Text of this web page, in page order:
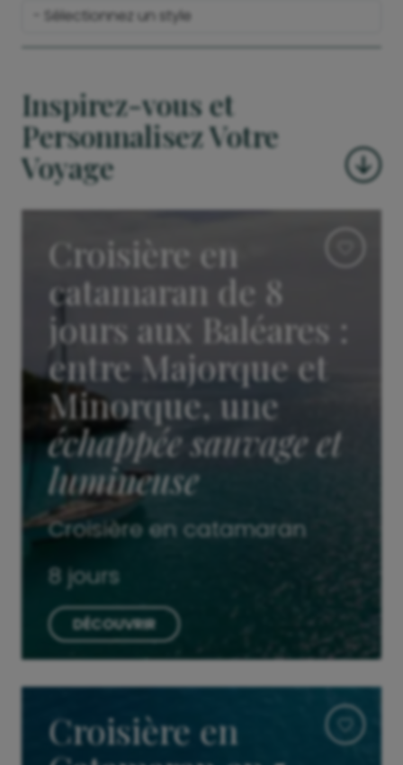
Inspirez-vous et
Personnalisez Votre
Voyage
Croisière en
catamaran de 8
jours aux Baléares :
entre Majorque et
Minorque, une
échappée sauvage et
lumineuse
Croisière en catamaran
8 jours
DÉCOUVRIR
Croisière en